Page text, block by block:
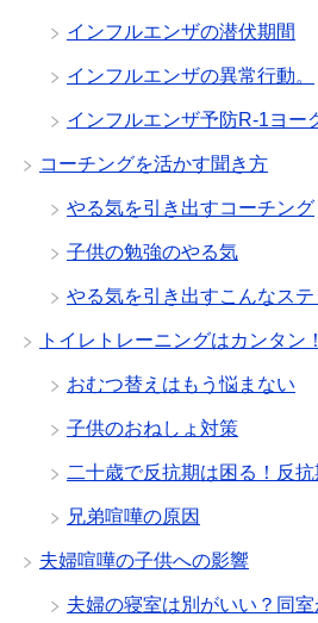
インフルエンザの潜伏期間
インフルエンザの異常行動。
インフルエンザ予防R-1ヨー
コーチングを活かす聞き方
やる気を引き出すコーチング
子供の勉強のやる気
やる気を引き出すこんなス
トイレトレーニングはカンタン！
おむつ替えはもう悩まない
子供のおねしょ対策
二十歳で反抗期は困る！反
兄弟喧嘩の原因
夫婦喧嘩の子供への影響
夫婦の寝室は別がいい？同室